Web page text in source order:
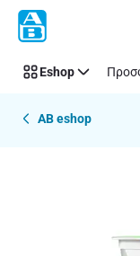
Παράλειψη
Eshop
AB eshop